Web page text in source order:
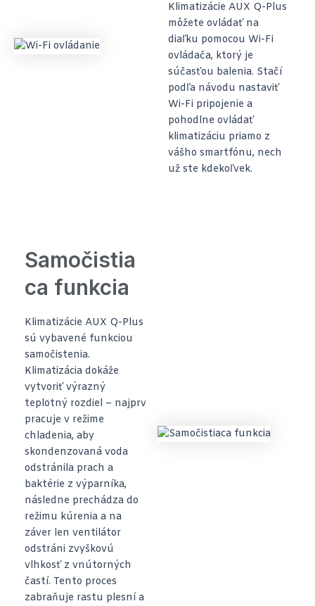
Klimatizácie AUX Q-Plus
môžete ovládať na
diaľku pomocou Wi-Fi
ovládača, ktorý je
súčasťou balenia. Stačí
podľa návodu nastaviť
Wi-Fi pripojenie a
pohodlne ovládať
klimatizáciu priamo z
vášho smartfónu, nech
už ste kdekoľvek.
Samočistia
ca funkcia
Klimatizácie AUX Q-Plus
sú vybavené funkciou
samočistenia.
Klimatizácia dokáže
vytvoriť výrazný
teplotný rozdiel – najprv
pracuje v režime
chladenia, aby
skondenzovaná voda
odstránila prach a
baktérie z výparníka,
následne prechádza do
režimu kúrenia a na
záver len ventilátor
odstráni zvyškovú
vlhkosť z vnútorných
častí. Tento proces
zabraňuje rastu plesní a